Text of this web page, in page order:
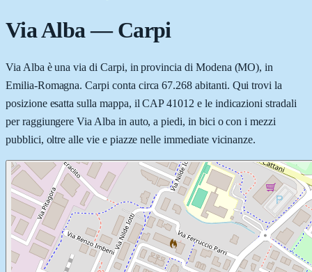
Via Alba—Carpi
Via Alba è una via di Carpi, in provincia di Modena (MO), in
Emilia-Romagna. Carpi conta circa 67.268 abitanti. Qui trovi la
posizione esatta sulla mappa, il CAP 41012 e le indicazioni stradali
per raggiungere Via Alba in auto, a piedi, in bici o con i mezzi
pubblici, oltre alle vie e piazze nelle immediate vicinanze.